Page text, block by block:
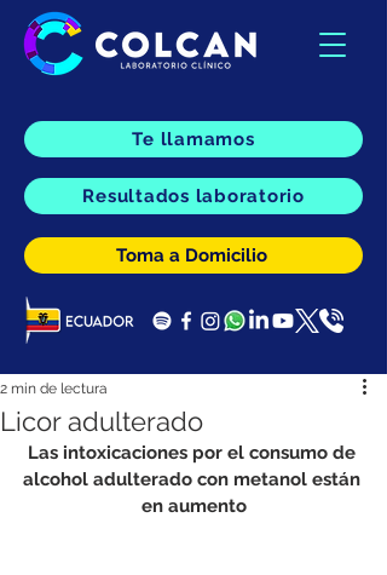
Te llamamos
Resultados laboratorio
Toma a Domicilio
Licor adulterado
2 min de lectura
Las intoxicaciones por el consumo de
alcohol adulterado con metanol están
en aumento